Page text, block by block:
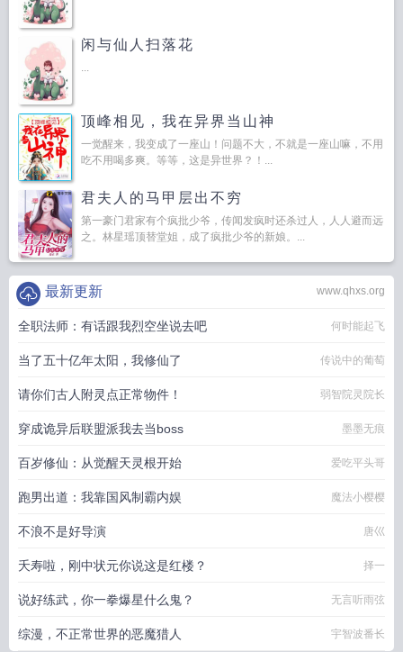
闲与仙人扫落花
...
顶峰相见，我在异界当山神
一觉醒来，我变成了一座山！问题不大，不就是一座山嘛，不用
吃不用喝多爽。等等，这是异世界？！...
君夫人的马甲层出不穷
第一豪门君家有个疯批少爷，传闻发疯时还杀过人，人人避而远
之。林星瑶顶替堂姐，成了疯批少爷的新娘。...
www.qhxs.org
最新更新
全职法师：有话跟我烈空坐说去吧 何时能起飞
当了五十亿年太阳，我修仙了 传说中的葡萄
请你们古人附灵点正常物件！ 弱智院灵院长
穿成诡异后联盟派我去当boss 墨墨无痕
百岁修仙：从觉醒天灵根开始 爱吃平头哥
跑男出道：我靠国风制霸内娱 魔法小樱樱
不浪不是好导演 唐巛
夭寿啦，刚中状元你说这是红楼？ 择一
说好练武，你一拳爆星什么鬼？ 无言听雨弦
综漫，不正常世界的恶魔猎人 宇智波番长